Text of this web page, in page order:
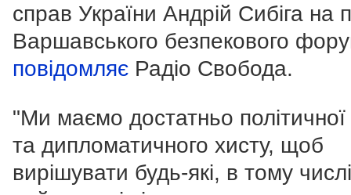
справ України Андрій Сибіга на
Варшавського безпекового
повідомляє Радіо Свобода.
"Ми маємо достатньо політичної
та дипломатичного хисту, щоб
вирішувати будь-які, в тому числі